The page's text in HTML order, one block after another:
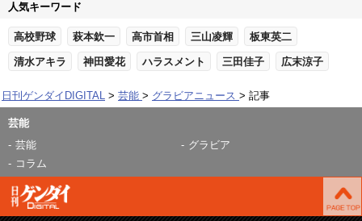
人気キーワード
高校野球 萩本欽一 高市首相 三山凌輝 板東英二
清水アキラ 神田愛花 ハラスメント 三田佳子 広末涼子
日刊ゲンダイDIGITAL 芸能 グラビアニュース 記事
芸能
芸能
グラビア
コラム